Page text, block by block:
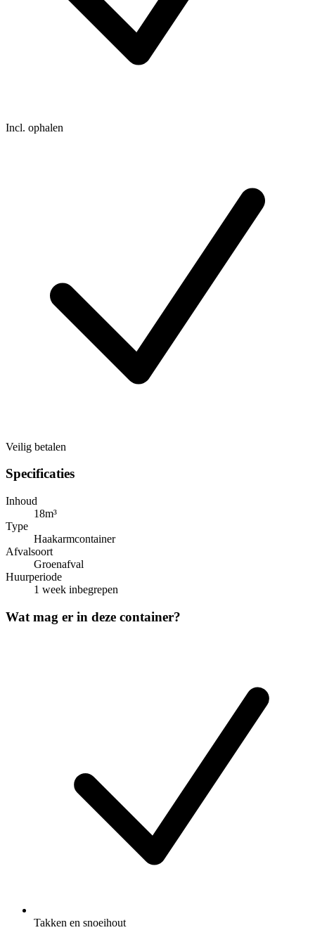
Incl. ophalen
Veilig betalen
Specificaties
Inhoud
18m³
Type
Haakarmcontainer
Afvalsoort
Groenafval
Huurperiode
1 week inbegrepen
Wat mag er in deze container?
Takken en snoeihout